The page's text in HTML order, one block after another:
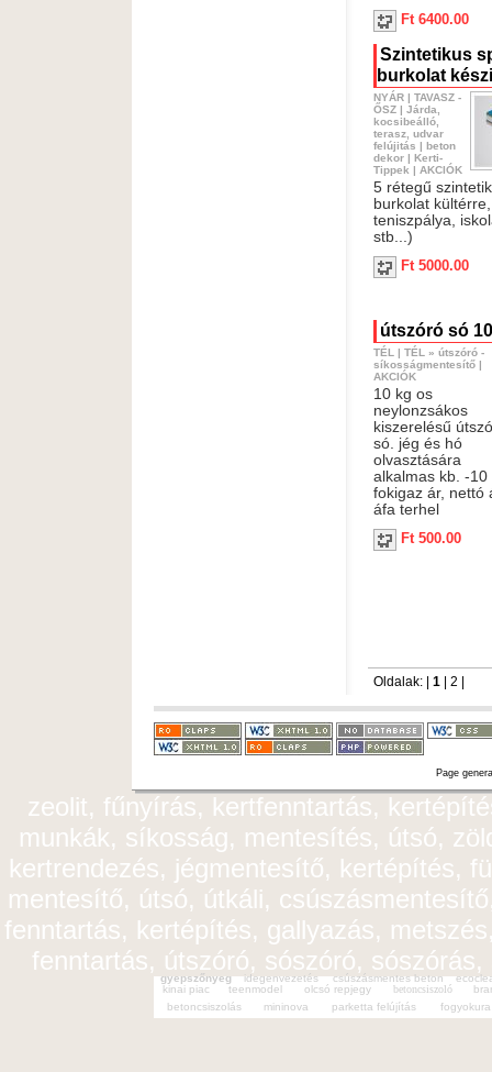
Ft 6400.00
Szintetikus
burkolat
NYÁR| TAVASZ -
ŐSZ| Járda,
kocsibeálló,
terasz, udvar
felújitás | beton
dekor| Kerti-
Tippek | AKCIÓK
5 rétegű
burkolat
teniszpálya,
stb...)
Ft 5000.00
útszóró só
TÉL | TÉL » útszóró -
síkosságmentesítő|
AKCIÓK
10 kg os
neylonzsákos
kiszerelésű
só. jég és hó
olvasztására
alkalmas kb. -10
fokigaz ár, nettó
áfa terhel
Ft 500.00
Oldalak: | 1| 2
Page
zeolit, fűnyírás, kertfenntartás,
munkák, síkosság, mentesítés, útsó,
kertrendezés, jégmentesítő, kertépítés,
mentesítő, útsó, útkáli,
fenntartás, kertépítés, gallyazás,
fenntartás, útszóró, sószóró,
gyepszőnyeg idegenvezetés csúszásmentes beton
kinai piac
teenmodel olcsó repjegy betoncsiszoló
betoncsiszolás
mininova parketta felújítás fogyokura